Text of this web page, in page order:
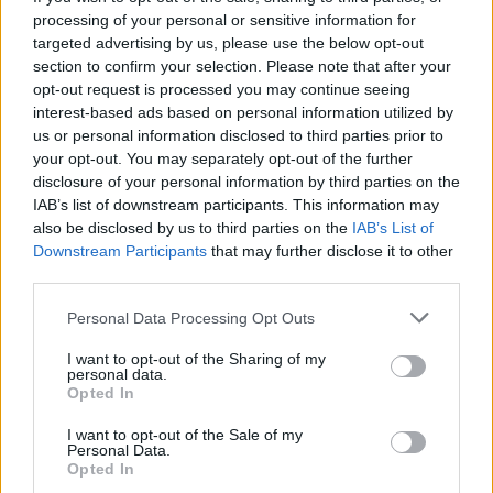
processing of your personal or sensitive information for
targeted advertising by us, please use the below opt-out
section to confirm your selection. Please note that after your
opt-out request is processed you may continue seeing
interest-based ads based on personal information utilized by
us or personal information disclosed to third parties prior to
your opt-out. You may separately opt-out of the further
disclosure of your personal information by third parties on the
IAB’s list of downstream participants. This information may
also be disclosed by us to third parties on the IAB’s List of
Downstream Participants that may further disclose it to other
Personal Data Processing Opt Outs
I want to opt-out of the Sharing of my
personal data.
Opted In
I want to opt-out of the Sale of my
Personal Data.
Opted In
Parlamenti Studentor i
UEJL-së ridërgon
kërkesën për zhvillimin e
provimeve shtetërore
edhe në gjuhën shqipe
Vendi nën temperatura
deri në 40 gradë, ISHP
publikon masa për
mbrojtjen e shëndetit
gjithë fundjavës
figurave të dëshmorëve